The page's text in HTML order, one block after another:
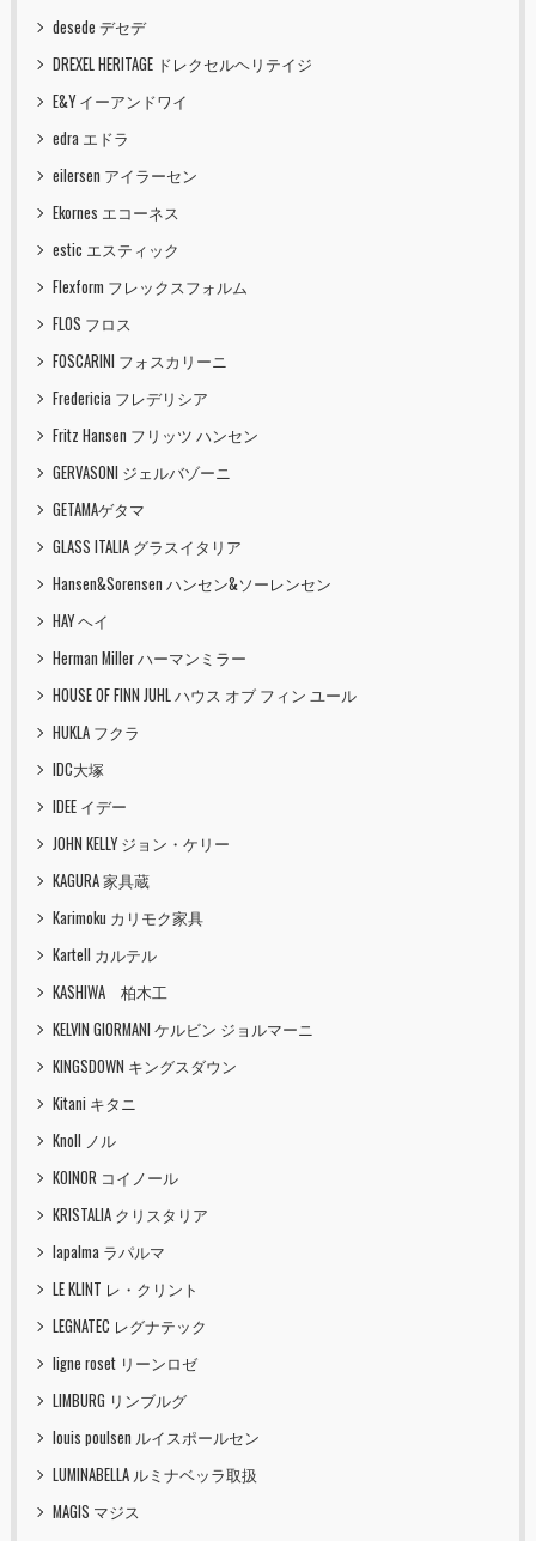
desede デセデ
DREXEL HERITAGE ドレクセルヘリテイジ
E&Y イーアンドワイ
edra エドラ
eilersen アイラーセン
Ekornes エコーネス
estic エスティック
Flexform フレックスフォルム
FLOS フロス
FOSCARINI フォスカリーニ
Fredericia フレデリシア
Fritz Hansen フリッツ ハンセン
GERVASONI ジェルバゾーニ
GETAMAゲタマ
GLASS ITALIA グラスイタリア
Hansen&Sorensen ハンセン&ソーレンセン
HAY ヘイ
Herman Miller ハーマンミラー
HOUSE OF FINN JUHL ハウス オブ フィン ユール
HUKLA フクラ
IDC大塚
IDEE イデー
JOHN KELLY ジョン・ケリー
KAGURA 家具蔵
Karimoku カリモク家具
Kartell カルテル
KASHIWA 柏木工
KELVIN GIORMANI ケルビン ジョルマーニ
KINGSDOWN キングスダウン
Kitani キタニ
Knoll ノル
KOINOR コイノール
KRISTALIA クリスタリア
lapalma ラパルマ
LE KLINT レ・クリント
LEGNATEC レグナテック
ligne roset リーンロゼ
LIMBURG リンブルグ
louis poulsen ルイスポールセン
LUMINABELLA ルミナベッラ取扱
MAGIS マジス